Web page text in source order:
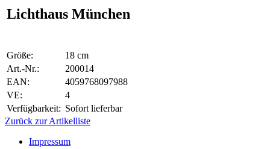
Lichthaus München
Größe:
18 cm
Art.-Nr.:
200014
EAN:
4059768097988
VE:
4
Verfügbarkeit: Sofort lieferbar
Zurück zur Artikelliste
Impressum